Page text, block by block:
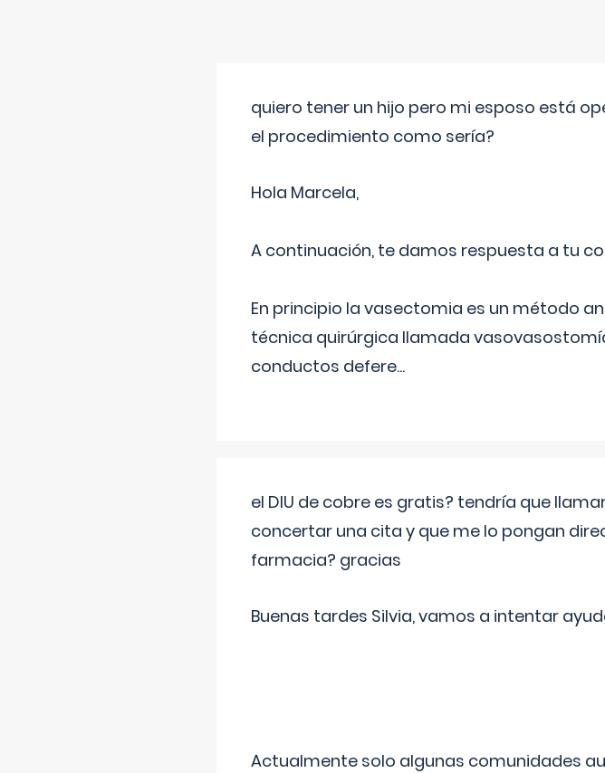
quiero tener un hijo pero mi esposo está
el procedimiento como sería?
Hola Marcela,
A continuación, te damos respuesta a tu
En principio la vasectomia es un método
técnica quirúrgica llamada
conductos defere...
el DIU de cobre es gratis? tendría que
concertar una cita y que me lo pongan
farmacia? gracias
Buenas tardes Silvia, vamos a intentar
Actualmente solo algunas comunidades